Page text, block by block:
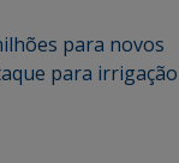
para novos
para irrigação